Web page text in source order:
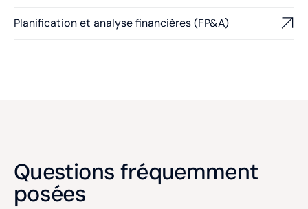
Planification et analyse financières (FP&A)
Questions fréquemment
posées